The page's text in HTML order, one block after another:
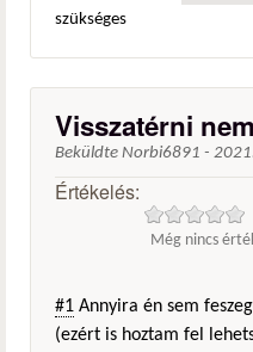
szükséges
Visszatérni
Beküldte Norbi6891 -
Értékelés:
Még nincs
#1 Annyira én sem
(ezért is hoztam fel